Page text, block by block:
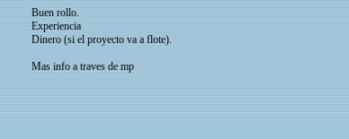
Buen rollo.
Experiencia
Dinero (si el proyecto va a flote).
Mas info a traves de mp